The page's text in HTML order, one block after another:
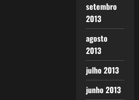
setembro
2013
agosto
2013
julho 2013
junho 2013